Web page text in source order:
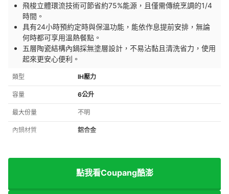
飛梭立體環流技術可節省約75%能源，且僅需傳統烹調的1/4
時間。
具有24小時預約定時與保溫功能，能依作息提前安排，無論
何時都可享用溫熱餐點。
五層陶瓷結構內鍋採無塗層設計，不易沾黏且清洗省力，使用
起來更安心便利。
類型 IH壓力
容量 6公升
最大份量 不明
內鍋材質 鋁合金
點我看Coupang酷澎